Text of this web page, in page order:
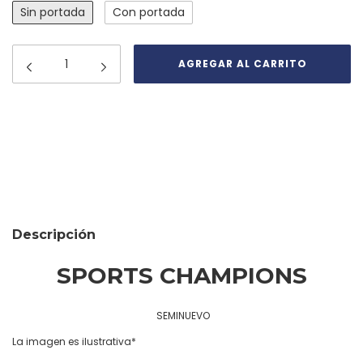
Sin portada Con portada
Descripción
SPORTS CHAMPIONS
SEMINUEVO
La imagen es ilustrativa*